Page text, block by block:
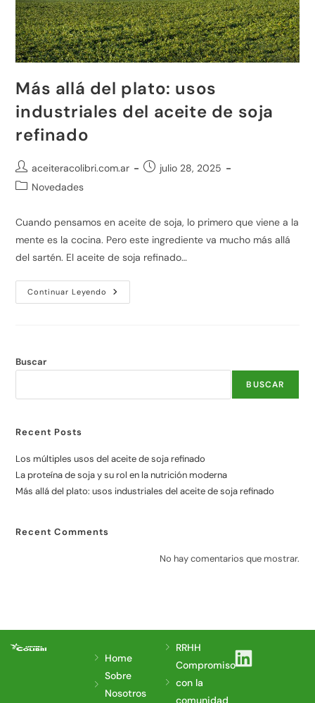
Más allá del plato: usos
industriales del aceite de soja
refinado
aceiteracolibri.com.ar
julio 28, 2025
Novedades
Cuando pensamos en aceite de soja, lo primero que viene a la
mente es la cocina. Pero este ingrediente va mucho más allá
del sartén. El aceite de soja refinado…
Continuar Leyendo
Buscar
BUSCAR
Recent Posts
Los múltiples usos del aceite de soja refinado
La proteína de soja y su rol en la nutrición moderna
Más allá del plato: usos industriales del aceite de soja refinado
Recent Comments
No hay comentarios que mostrar.
Home
Sobre
Nosotros
RRHH
Compromiso
con la
comunidad